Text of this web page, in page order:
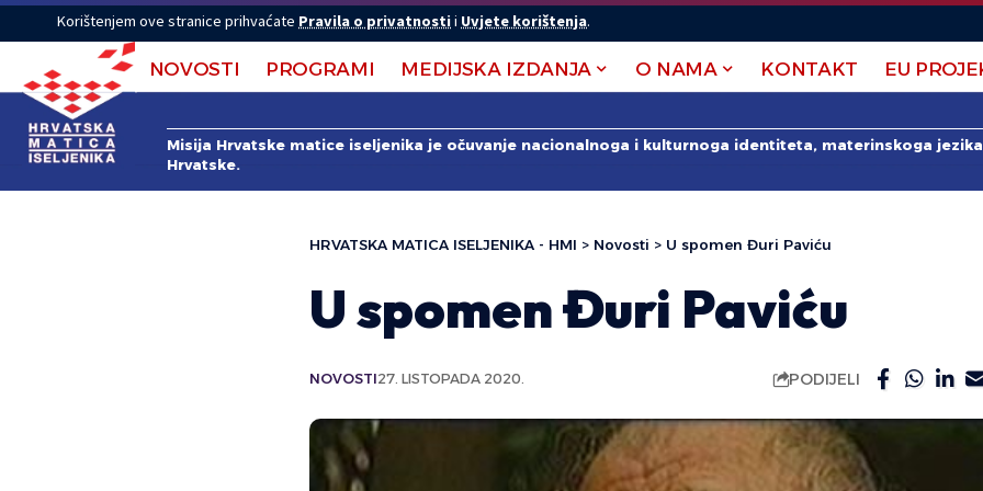
Korištenjem ove stranice prihvaćate Pravila o privatnostii Uvjete korištenja.
NOVOSTI PROGRAMI MEDIJSKA IZDANJA O NAMA KONTAKT EU
Misija Hrvatske matice iseljenika je očuvanje nacionalnoga i kulturnoga identiteta, materinskoga
Hrvatske.
HRVATSKA MATICA ISELJENIKA - HMI > Novosti > U spomen Đuri Paviću
U spomen Đuri Paviću
NOVOSTI27. LISTOPADA 2020. PODIJELI